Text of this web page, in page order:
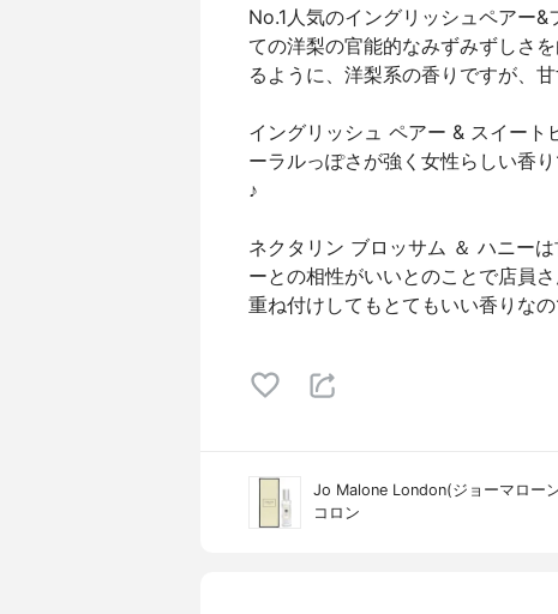
No.1人気のイングリッシュペアー
ての洋梨の官能的なみずみずしさ
るように、洋梨系の香りですが、
イングリッシュ ペアー & スイート
ーラルっぽさが強く女性らしい香
♪
ネクタリン ブロッサム ＆ ハニー
ーとの相性がいいとのことで店員
重ね付けしてもとてもいい香りな
Jo Malone London(ジョーマロー
コロン